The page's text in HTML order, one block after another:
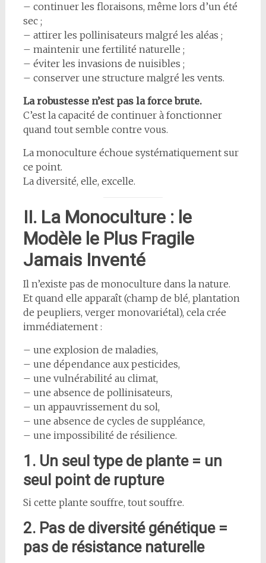
– continuer les floraisons, même lors d’un été
sec ;
– attirer les pollinisateurs malgré les aléas ;
– maintenir une fertilité naturelle ;
– éviter les invasions de nuisibles ;
– conserver une structure malgré les vents.
La robustesse n’est pas la force brute.
C’est la capacité de continuer à fonctionner
quand tout semble contre vous.
La monoculture échoue systématiquement sur
ce point.
La diversité, elle, excelle.
II. La Monoculture : le
Modèle le Plus Fragile
Jamais Inventé
Il n’existe pas de monoculture dans la nature.
Et quand elle apparaît (champ de blé, plantation
de peupliers, verger monovariétal), cela crée
immédiatement :
– une explosion de maladies,
– une dépendance aux pesticides,
– une vulnérabilité au climat,
– une absence de pollinisateurs,
– un appauvrissement du sol,
– une absence de cycles de suppléance,
– une impossibilité de résilience.
1. Un seul type de plante = un
seul point de rupture
Si cette plante souffre, tout souffre.
2. Pas de diversité génétique =
pas de résistance naturelle